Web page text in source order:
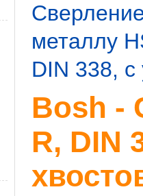
металлу
DIN 338,
Bosh -
R, DIN